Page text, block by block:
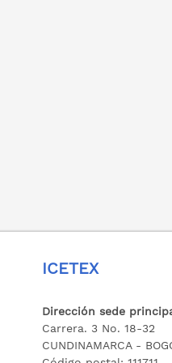
ICETEX
Dirección sede
Carrera. 3 No. 18-32
CUNDINAMARCA -